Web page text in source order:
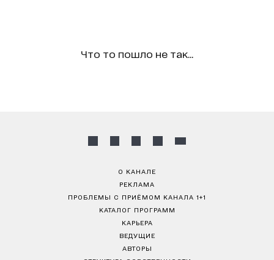
Что то пошло не так...
О КАНАЛЕ
РЕКЛАМА
ПРОБЛЕМЫ С ПРИЁМОМ КАНАЛА 1+1
КАТАЛОГ ПРОГРАММ
КАРЬЕРА
ВЕДУЩИЕ
АВТОРЫ